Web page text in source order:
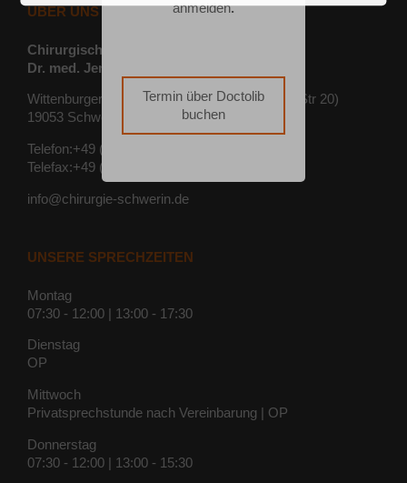
ÜBER UNS
Chirurgische Praxis
Dr. med. Jens Iwe
Wittenburger Str 20/22 (Eingang Wittenburger Str 20)
19053 Schwerin
Telefon:+49 (385) 57 56 586
Telefax:+49 (385) 57 56 587
info@chirurgie-schwerin.de
UNSERE SPRECHZEITEN
Montag
07:30 - 12:00 | 13:00 - 17:30
Dienstag
OP
Mittwoch
Privatsprechstunde nach Vereinbarung | OP
Donnerstag
07:30 - 12:00 | 13:00 - 15:30
anmelden.
Termin über Doctolib
buchen